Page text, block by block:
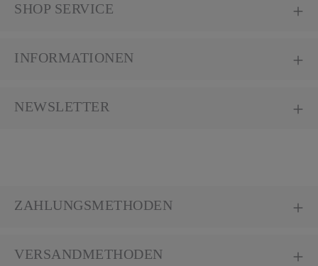
SHOP SERVICE
INFORMATIONEN
NEWSLETTER
ZAHLUNGSMETHODEN
VERSANDMETHODEN